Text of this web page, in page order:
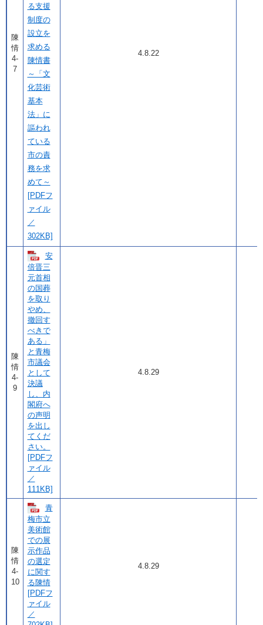
陳
情
4-
7
る支援
制度の
設立を
求める
陳情書
～「文
化芸術
基本
法」に
謳われ
ている
市の責
務を求
めて～
[PDFフ
ァイル
／
302KB]
4.8.22
陳
情
4-
9
安
倍晋三
元首相
の国葬
を取り
やめ、
撤回す
べきで
ある」
と青梅
市議会
として
決議
し、内
閣府へ
の声明
を出し
てくだ
さい。
[PDFフ
ァイル
／
111KB]
4.8.29
陳
情
4-
10
青
梅市立
美術館
での展
示作品
の選定
に関す
る陳情
[PDFフ
ァイル
／
4.8.29